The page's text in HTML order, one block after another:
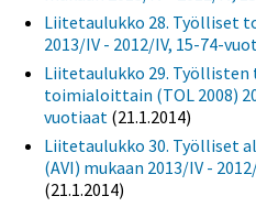
Liitetaulukko 28. Työlliset
2013/IV - 2012/IV, 15-74-
Liitetaulukko 29.
toimialoittain (TOL 2008)
vuotiaat (21.1.2014)
Liitetaulukko 30. Työlliset
(AVI) mukaan 2013/IV -
(21.1.2014)